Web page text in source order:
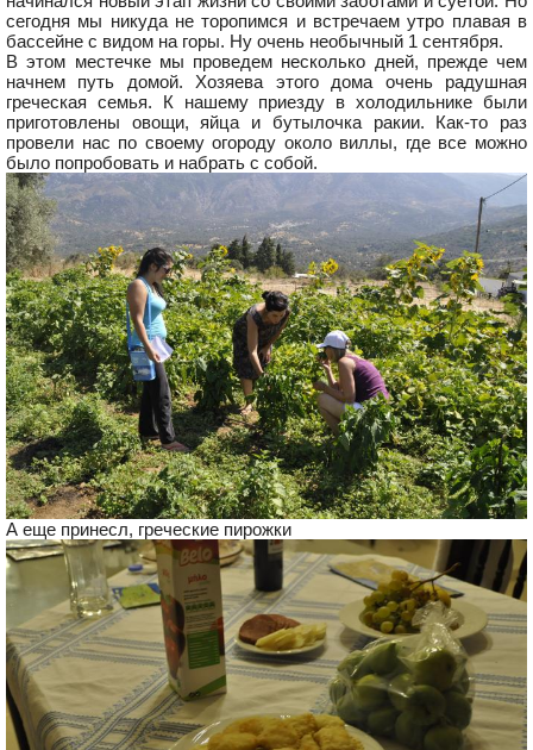
сегодня мы никуда не торопимся и встречаем утро плавая в
бассейне с видом на горы. Ну очень необычный 1 сентября.
В этом местечке мы проведем несколько дней, прежде чем
начнем путь домой. Хозяева этого дома очень радушная
греческая семья. К нашему приезду в холодильнике были
приготовлены овощи, яйца и бутылочка ракии. Как-то раз
провели нас по своему огороду около виллы, где все можно
было попробовать и набрать с собой.
А еще принесл, греческие пирожки